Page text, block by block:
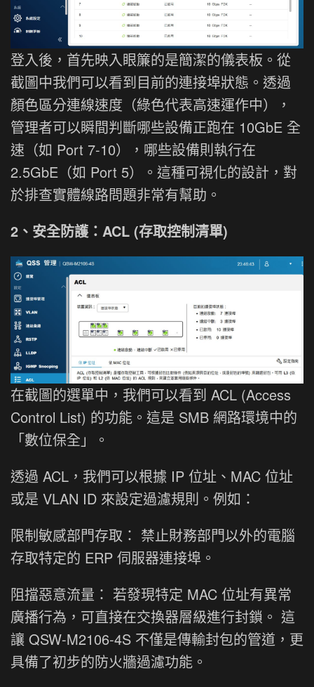
登入後，首先映入眼簾的是簡潔的儀表板。從
截圖中我們可以看到目前的連接埠狀態。透過
顏色區分連線速度（綠色代表高速運作中），
管理者可以瞬間判斷哪些設備正跑在 10GbE 全
速（如 Port 7-10），哪些設備則執行在
2.5GbE（如 Port 5）。這種可視化的設計，對
於排查實體線路問題非常有幫助。
2、安全防護：ACL (存取控制清單)
在截圖的選單中，我們可以看到 ACL (Access
Control List) 的功能。這是 SMB 網路環境中的
「數位保全」。
透過 ACL，我們可以根據 IP 位址、MAC 位址
或是 VLAN ID 來設定過濾規則。例如：
限制敏感部門存取： 禁止財務部門以外的電腦
存取特定的 ERP 伺服器連接埠。
阻擋惡意流量： 若發現特定 MAC 位址有異常
廣播行為，可直接在交換器層級進行封鎖。 這
讓 QSW-M2106-4S 不僅是傳輸封包的管道，更
具備了初步的防火牆過濾功能。